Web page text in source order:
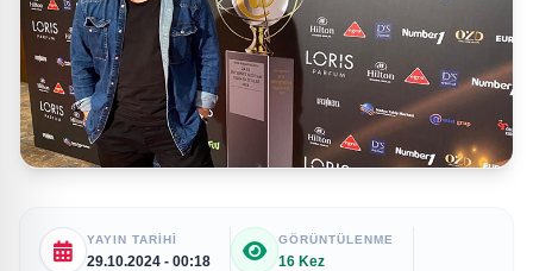
YAYIN TARIHI
29.10.2024 - 00:18
GÖRÜNTÜLENME
16 Kez